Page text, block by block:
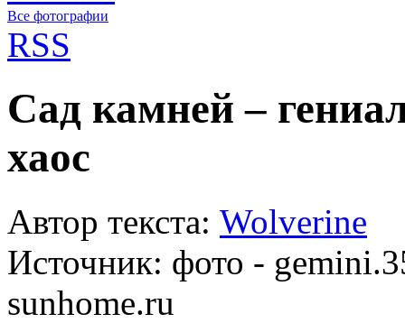
Все фотографии
RSS
Сад камней –
хаос
Автор текста: Wolverine
Источник: фото -
sunhome.ru